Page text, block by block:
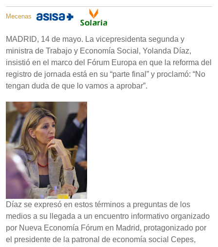
Mecenas
MADRID, 14 de mayo. La vicepresidenta segunda y
ministra de Trabajo y Economía Social, Yolanda Díaz,
insistió en el marco del Fórum Europa en que la reforma del
registro de jornada está en su “parte final” y proclamó: “No
tengan duda de que lo vamos a aprobar”.
Díaz se expresó en estos términos a preguntas de los
medios a su llegada a un encuentro informativo organizado
por Nueva Economía Fórum en Madrid, protagonizado por
el presidente de la patronal de economía social Cepes,